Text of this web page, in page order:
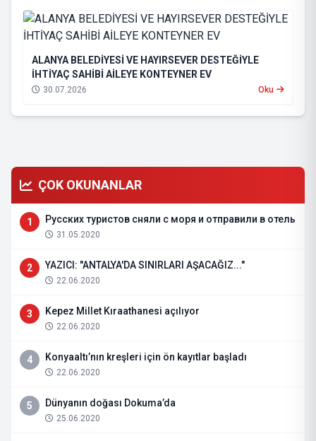
ALANYA BELEDİYESİ VE HAYIRSEVER DESTEĞİYLE
İHTİYAÇ SAHİBİ AİLEYE KONTEYNER EV
30.07.2026 Oku
ÇOK OKUNANLAR
1 Русских туристов сняли с моря и отправили в отель
31.05.2020
2 YAZICI: "ANTALYA'DA SINIRLARI AŞACAĞIZ..."
22.06.2020
3 Kepez Millet Kıraathanesi açılıyor
22.06.2020
4 Konyaaltı’nın kreşleri için ön kayıtlar başladı
22.06.2020
5 Dünyanın doğası Dokuma’da
25.06.2020